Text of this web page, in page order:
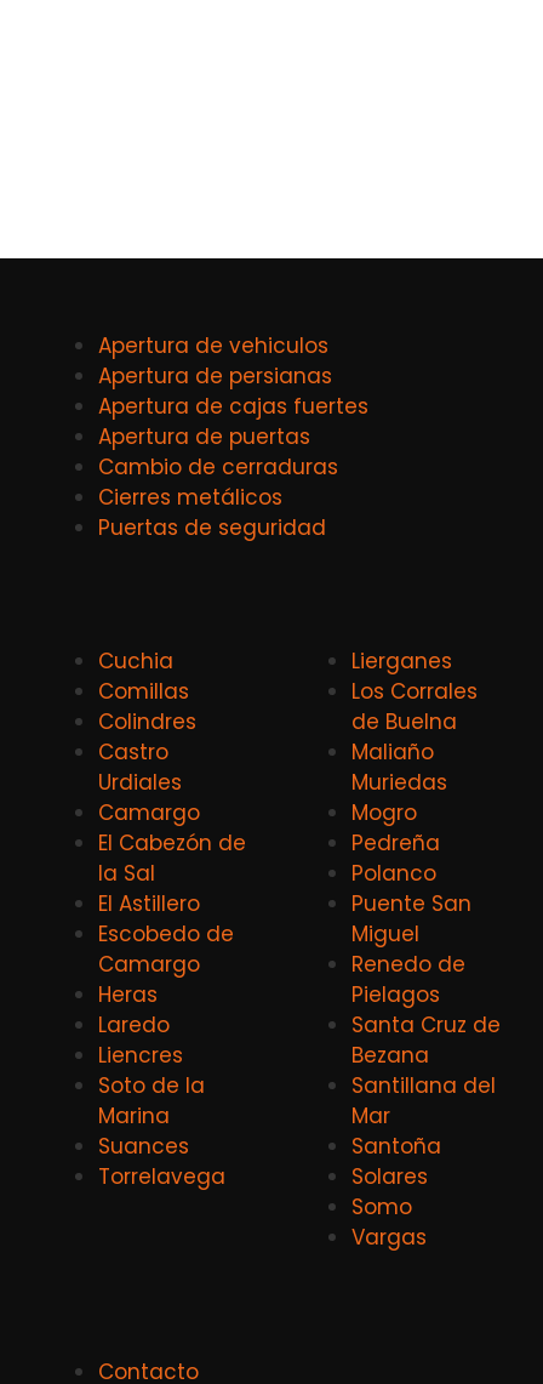
Apertura de vehiculos
Apertura de persianas
Apertura de cajas fuertes
Apertura de puertas
Cambio de cerraduras
Cierres metálicos
Puertas de seguridad
Cuchia
Comillas
Colindres
Castro
Urdiales
Camargo
El Cabezón de
la Sal
El Astillero
Escobedo de
Camargo
Heras
Laredo
Liencres
Soto de la
Marina
Suances
Torrelavega
Lierganes
Los Corrales
de Buelna
Maliaño
Muriedas
Mogro
Pedreña
Polanco
Puente San
Miguel
Renedo de
Pielagos
Santa Cruz de
Bezana
Santillana del
Mar
Santoña
Solares
Somo
Vargas
Contacto